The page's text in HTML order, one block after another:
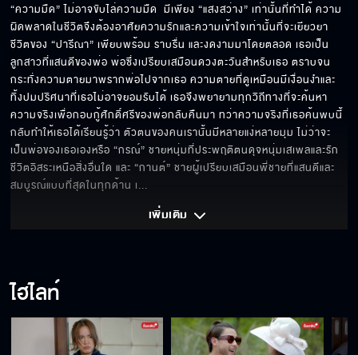
“ความมืด” ไม่อาจขับไล่ความมืด  มีเพียง “แสงสว่าง” เท่านั้นที่ทำได้ ความ
ผิดพลาดในชีวิตจึงต้องอาศัยความรักและความเข้าใจเท่านั้นที่จะเยียวยา
ชีวิตของ “ปารีณา” เพียบพร้อม ราบรื่น และงดงามมาโดยตลอด เธอเป็น
ลูกสาวที่แสนดีของพ่อ พ่อซึ่งเปรียบเสมือนดวงตะวันสำหรับเธอ ตราบจน
กระทั่งความตายมาพรากพ่อไปจากเธอ ความตายที่ดูเหมือนมีเงื่อนงำและ
ทิ้งปมปริศนาที่เธอไม่อาจยอมรับได้ เธอจึงพยายามทุกวิถีทางที่จะค้นหา
ความจริงเพื่อกอบกู้ศักดิ์ศรีของพ่อกลับคืนมา ทว่าความจริงที่เธอค้นพบนี้
กลับทำให้เธอได้เรียนรู้ว่า ตัวตนของคนเรานั้นมีหลายแง่หลายมุม ไม่ว่าจะ
เป็นพ่อของเธอเองหรือ “กรณ์” ชายหนุ่มที่ประพฤติตนดุจหนุ่มเสเพลและรัก
ชีวิตอิสระเหนือสิ่งอื่นใด และ “กานต์” ชายผู้เปรียบเสมือนพี่ชายที่แสนดีและ
สมบูรณ์แบบที่สุดในทุกด้าน เ...
เพิ่มเติม
ไฮไลท์